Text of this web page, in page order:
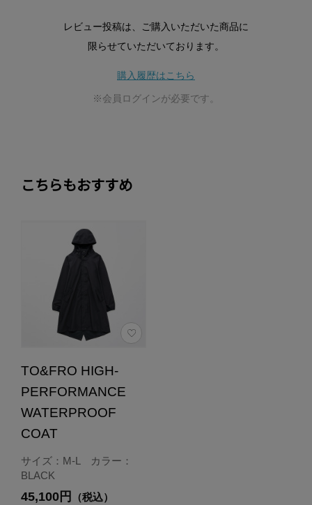
レビュー投稿は、ご購入いただいた商品に
限らせていただいております。
購入履歴はこちら
※会員ログインが必要です。
こちらもおすすめ
TO&FRO HIGH-
PERFORMANCE
WATERPROOF
COAT
サイズ：M-L カラー：
BLACK
45,100円 （税込）